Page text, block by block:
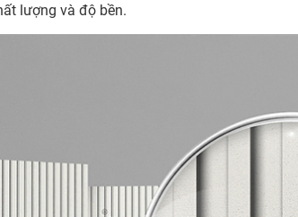
lượng và độ bền.